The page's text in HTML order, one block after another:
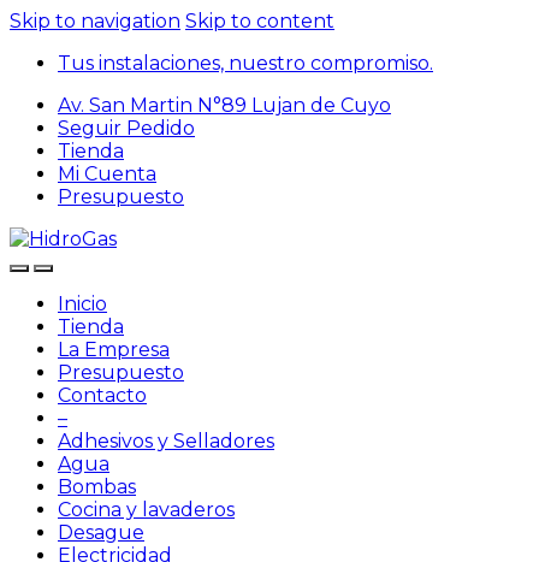
Skip to navigation Skip to content
Tus instalaciones, nuestro compromiso.
Av. San Martin N°89 Lujan de Cuyo
Seguir Pedido
Tienda
Mi Cuenta
Presupuesto
Inicio
Tienda
La Empresa
Presupuesto
Contacto
–
Adhesivos y Selladores
Agua
Bombas
Cocina y lavaderos
Desague
Electricidad